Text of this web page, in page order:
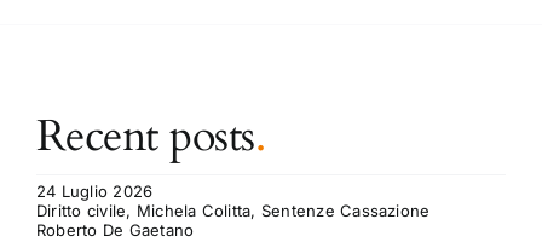
Recent posts.
24 Luglio 2026
Diritto civile, Michela Colitta, Sentenze Cassazione
Roberto De Gaetano